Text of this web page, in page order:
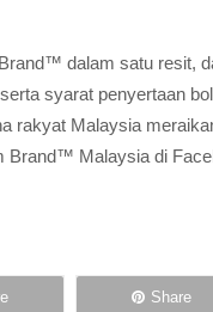
dalam satu resit,
syarat penyertaan
rakyat Malaysia
Brand™ Malaysia di
Share